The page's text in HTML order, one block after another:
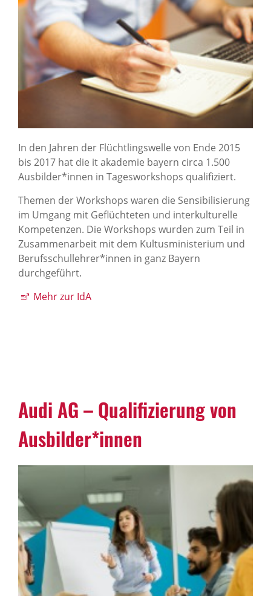
In den Jahren der Flüchtlingswelle von Ende 2015
bis 2017 hat die it akademie bayern circa 1.500
Ausbilder*innen in Tagesworkshops qualifiziert.
Themen der Workshops waren die Sensibilisierung
im Umgang mit Geflüchteten und interkulturelle
Kompetenzen. Die Workshops wurden zum Teil in
Zusammenarbeit mit dem Kultusministerium und
Berufsschullehrer*innen in ganz Bayern
durchgeführt.
Mehr zur IdA
Audi AG – Qualifizierung von
Ausbilder*innen